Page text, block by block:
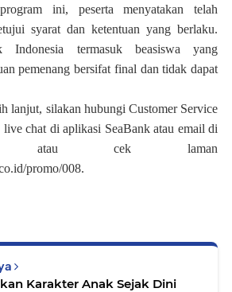
ini, peserta menyatakan telah
syarat dan ketentuan yang berlaku.
Indonesia termasuk beasiswa yang
pemenang bersifat final dan tidak dapat
lanjut, silakan hubungi Customer Service
chat di aplikasi SeaBank atau email di
atau cek laman
promo/008.
Dini